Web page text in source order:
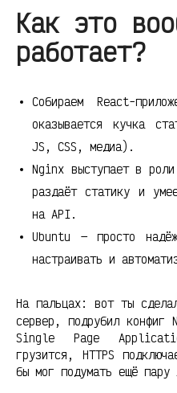
Как это
работает?
Собираем React-
оказывается кучка
JS, CSS, медиа).
Nginx выступает в
раздаёт статику и
на API.
Ubuntu — просто
настраивать и
На пальцах: вот ты
сервер, подрубил
Single Page
грузится, HTTPS
бы мог подумать ещё пару